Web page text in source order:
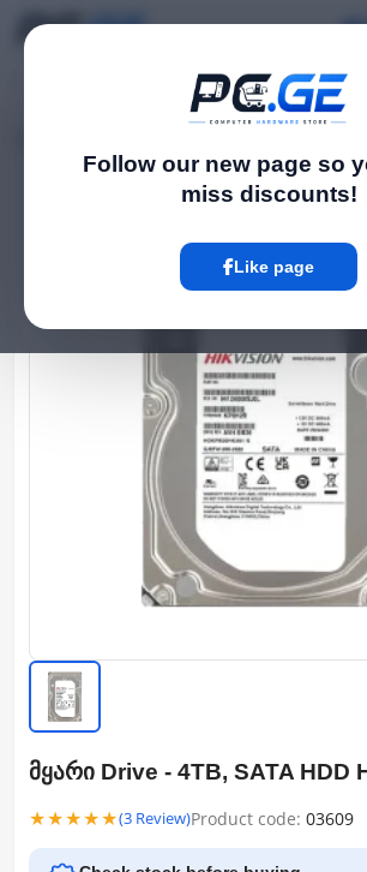
Follow our new page so
miss discounts!
Like page
მყარი Drive - 4TB, SATA HDD
★★★★★(3 Review)Product code: 03609